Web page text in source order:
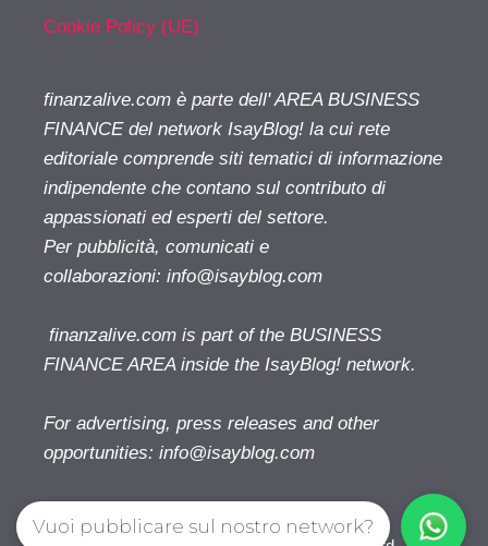
Cookie Policy (UE)
finanzalive.com è parte dell' AREA BUSINESS
FINANCE del network IsayBlog! la cui rete
editoriale comprende siti tematici di informazione
indipendente che contano sul contributo di
appassionati ed esperti del settore.
Per pubblicità, comunicati e
collaborazioni: info@isayblog.com
finanzalive.com is part of the BUSINESS
FINANCE AREA inside the IsayBlog! network.
For advertising, press releases and other
opportunities: info@isayblog.com
Vuoi pubblicare sul nostro network?